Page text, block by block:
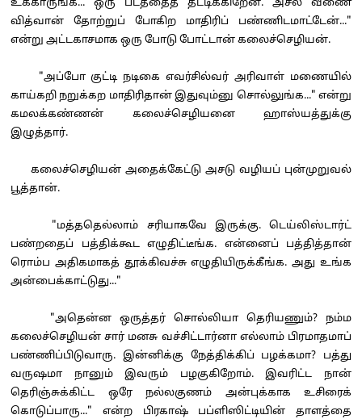
உக்காருங்க... ஒரு படத்தைத் தட்டிக்கிறேன். அசல் வீணை
வித்வான் தோற்றுப் போகிற மாதிரிப் பண்ணிடமாட்டேன்..."
என்று அட்டகாசமாக ஒரு போடு போட்டான் கலைச்செழியன்.
"அப்போ குட்டி நடிகை எவர்சில்வர் அரிவாள் மணையில்
காய்கறி நறுக்கற மாதிரிதான் இதுவும்னு சொல்லுங்க..." என்று
கமலக்கண்ணன் கலைச்செழியனை ஹாஸ்யத்துக்கு
இழுத்தார்.
கலைச்செழியன் அதைக்கேட்டு அசடு வழியப் புன்முறுவல்
பூத்தான்.
"மத்ததெல்லாம் சரியாகவே இருக்கு. டெய்லிஸ்டார்ட்
பண்றதைப் பத்திக்கூட எழுதிட்டீங்க. என்னைப் பத்தித்தான்
ரொம்ப அதிகமாகத் தூக்கிவச்சு எழுதியிருக்கீங்க. அது உங்க
அன்பைக்காட்டுது..."
"அதென்ன ஒருத்தர் சொல்லியா தெரியணும்? நம்ம
கலைச்செழியன் சார் மனசு வச்சிட்டார்னா எல்லாம் பிரமாதமாப்
பண்ணிப்பிடுவாரு. இன்னிக்கு நேத்திக்கிப் பழக்கமா? பத்து
வருஷமா நானும் இவரும் பழகுகிறோம். இவரிட்ட நான்
தெரிஞ்சுக்கிட்ட ஒரே நல்லகுணம் அன்புக்காக உசிரைக்
கொடுப்பாரு..." என்ற பிரகாஷ் பப்ளிஸிட்டியின் தாளத்தை